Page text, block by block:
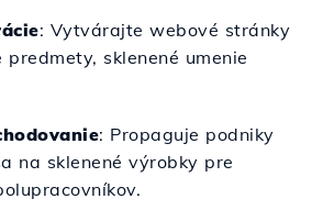
: Vytvárajte webové stránky
sklenené umenie
: Propaguje podniky
na sklenené výrobky pre